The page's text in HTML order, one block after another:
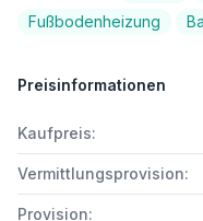
Fußbodenheizung
Preisinformationen
Kaufpreis:
Vermittlungsprovision:
Provision: